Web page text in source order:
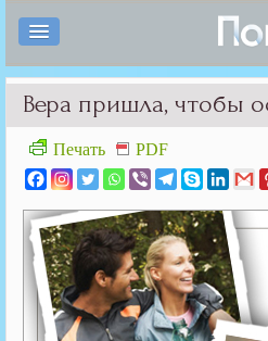
Вера пришла, чтобы
Печать PDF